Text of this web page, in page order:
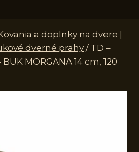
a doplnky na dvere |
dverné prahy / TD –
BUK MORGANA 14 cm, 120